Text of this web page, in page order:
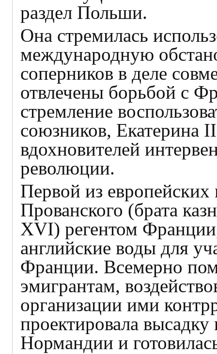
раздел Польши.
Она стремилась
международную
соперников в деле
отвлечены борьбой с
стремление
союзников, Екатерина
вдохновителей
революции.
Первой из
Прованского (брата
XVI) регентом
английские воды для
Франции. Всемерно
эмигрантам,
организации ими
проектировала высадку
Нормандии и